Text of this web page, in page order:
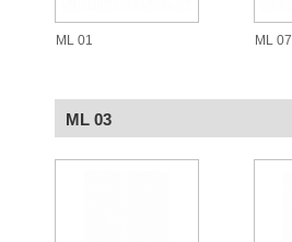
ML 01 ML 07
ML 03